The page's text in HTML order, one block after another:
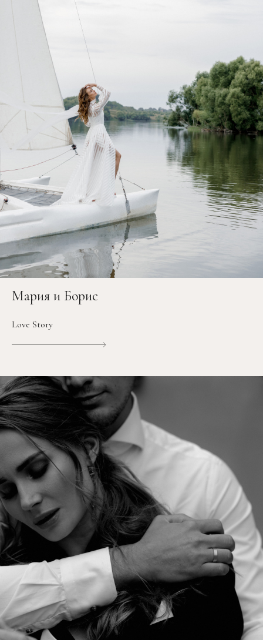
Мария и Борис
Love Story